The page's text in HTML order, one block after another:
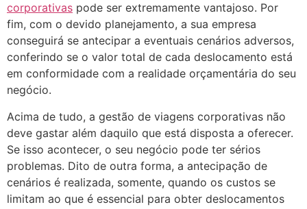
corporativas pode ser extremamente vantajoso. Por
fim, com o devido planejamento, a sua empresa
conseguirá se antecipar a eventuais cenários adversos,
conferindo se o valor total de cada deslocamento está
em conformidade com a realidade orçamentária do seu
negócio.
Acima de tudo, a gestão de viagens corporativas não
deve gastar além daquilo que está disposta a oferecer.
Se isso acontecer, o seu negócio pode ter sérios
problemas. Dito de outra forma, a antecipação de
cenários é realizada, somente, quando os custos se
limitam ao que é essencial para obter deslocamentos